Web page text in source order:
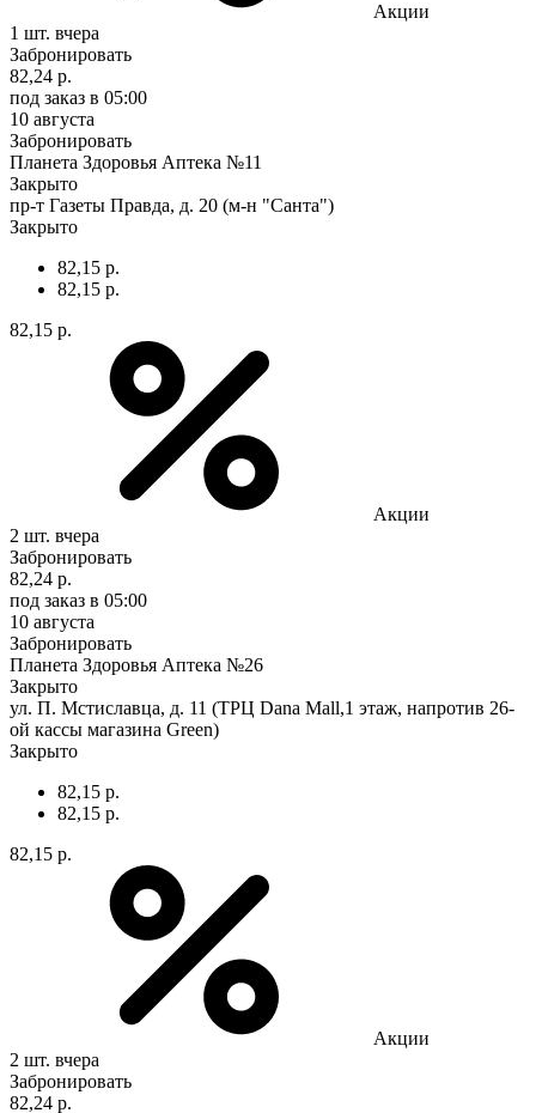
Акции
1 шт. вчера
Забронировать
82,24 р.
под заказ в 05:00
10 августа
Забронировать
Планета Здоровья Аптека №11
Закрыто
пр-т Газеты Правда, д. 20 (м-н "Санта")
Закрыто
82,15 р.
82,15 р.
82,15 р.
Акции
2 шт. вчера
Забронировать
82,24 р.
под заказ в 05:00
10 августа
Забронировать
Планета Здоровья Аптека №26
Закрыто
ул. П. Мстиславца, д. 11 (ТРЦ Dana Mall,1 этаж, напротив 26-
ой кассы магазина Green)
Закрыто
82,15 р.
82,15 р.
82,15 р.
Акции
2 шт. вчера
Забронировать
82,24 р.